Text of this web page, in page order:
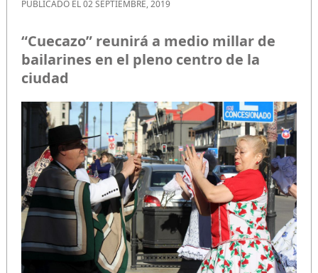
PUBLICADO EL 02 SEPTIEMBRE, 2019
“Cuecazo” reunirá a medio millar de
bailarines en el pleno centro de la
ciudad